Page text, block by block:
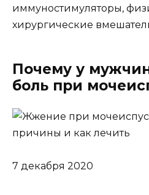
иммуностимуляторы,
хирургические
Почему у
боль при
7 декабря 2020